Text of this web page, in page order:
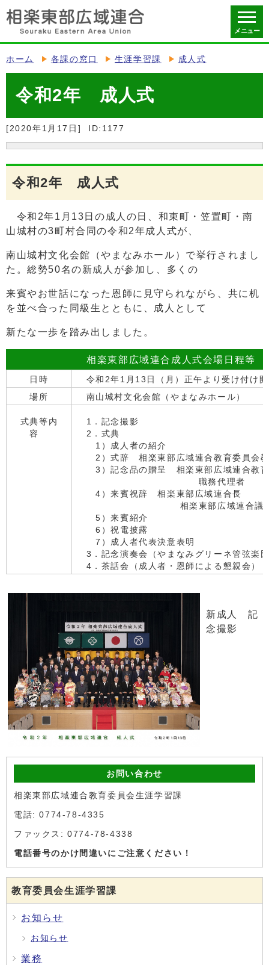
メニュー
ホーム 各課の窓口 生涯学習課 成人式
令和2年 成人式
[2020年1月17日] ID:1177
令和2年 成人式
令和2年1月13日の成人の日、和束町・笠置町・南
山城村の3町村合同の令和2年成人式が、
南山城村文化会館（やまなみホール）で挙行されまし
た。総勢50名の新成人が参加し、多くの
来賓やお世話になった恩師に見守られながら、共に机
を並べ合った同級生とともに、成人として
新たな一歩を踏み出しました。
相楽東部広域連合成人式会場日程等
日時
令和2年1月13日（月）正午より受け付け
場所
南山城村文化会館（やまなみホール）
式典等内
容
1．記念撮影
2．式典
1）成人者の紹介
2）式辞 相楽東部広域連合教育委員会
3）記念品の贈呈 相楽東部広域連合教育
職務代理者
4）来賓祝辞 相楽東部広域連合長
相楽東部広域連合議会
5）来賓紹介
6）祝電披露
7）成人者代表決意表明
3．記念演奏会（やまなみグリーネ管弦楽
4．茶話会（成人者・恩師による懇親会）
新成人 記
念撮影
お問い合わせ
相楽東部広域連合教育委員会生涯学習課
電話: 0774-78-4335
ファックス: 0774-78-4338
電話番号のかけ間違いにご注意ください！
教育委員会生涯学習課
お知らせ
お知らせ
業務